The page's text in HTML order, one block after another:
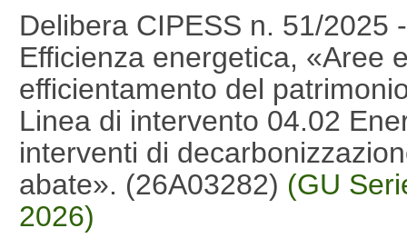
Delibera CIPESS n. 51/2025
Efficienza energetica, «Aree
efficientamento del
Linea di intervento 04.02
interventi di
abate». (26A03282) (GU
2026)